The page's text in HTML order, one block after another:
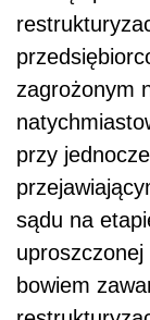
zagrożonym
przy
sądu na
uproszczonej
bowiem